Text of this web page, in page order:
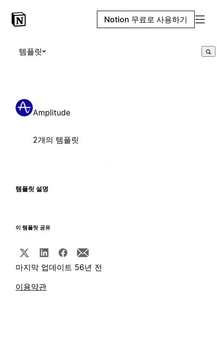
Notion 무료로 사용하기
템플릿
Amplitude
2개의 템플릿
템플릿 설명
이 템플릿 공유
마지막 업데이트 56년 전
이용약관